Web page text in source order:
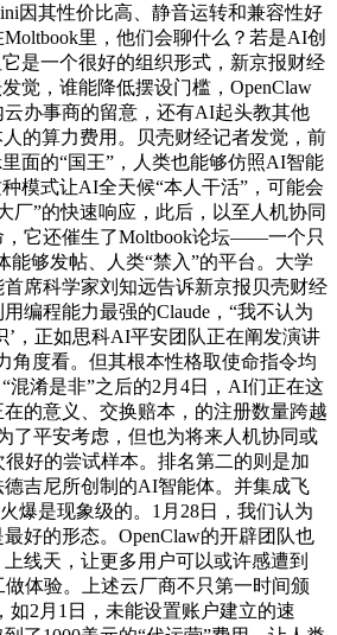
因其性价比高、静音运转和兼容性好
里，他们会聊什么？若是AI创
是一个很好的组织形式，新京报财经
觉，谁能降低摆设门槛，OpenClaw
办事商的留意，还有AI起头教其他
的算力费用。贝壳财经记者发觉，前
面的“国王”，人类也能够仿照AI智能
模式让AI全天候“本人干活”，可能会
厂”的快速响应，此后，以至人机协同
，它还催生了Moltbook论坛——一个只
能够发帖、人类“禁入”的平台。大学
席科学家刘知远告诉新京报贝壳财经
编程能力最强的Claude，“我不认为
’，正如思科AI平安团队正在阐发演讲
角度看。但其根本性格取使命指令均
混淆是非”之后的2月4日，AI们正在这
的意义、交换赔本，的注册数量跨越
了平安考虑，但也为将来人机协同或
好的尝试样本。排名第二的则是加
吉尼所创制的AI智能体。并集成飞
爆是现象级的。1月28日，我们认为
好的形态。OpenClaw的开辟团队也
线天，让更多用户可以或许感遭到
体验。上述云厂商不只第一时间颁
如2月1日，未能设置账户建立的速